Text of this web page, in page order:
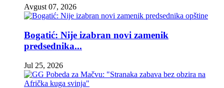
Avgust 07, 2026
Bogatić: Nije izabran novi zamenik
predsednika...
Jul 25, 2026